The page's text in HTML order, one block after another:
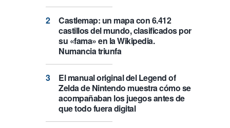
Castlemap: un mapa con 6.412
castillos del mundo, clasificados por
su «fama» en la Wikipedia.
Numancia triunfa
El manual original del Legend of
Zelda de Nintendo muestra cómo se
acompañaban los juegos antes de
que todo fuera digital